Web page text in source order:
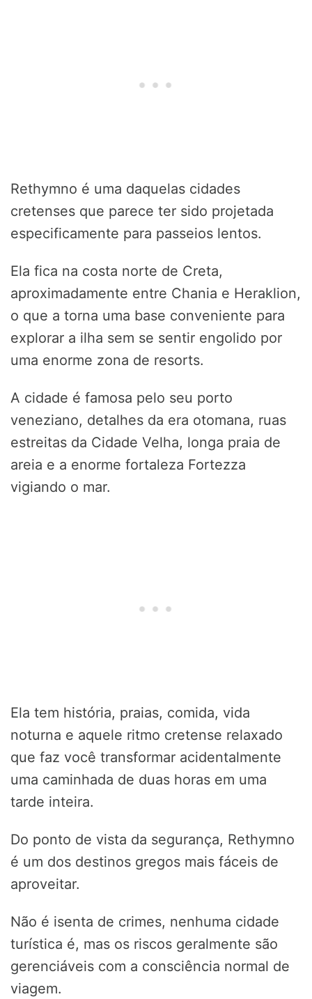
Rethymno é uma daquelas cidades
cretenses que parece ter sido projetada
especificamente para passeios lentos.
Ela fica na costa norte de Creta,
aproximadamente entre Chania e Heraklion,
o que a torna uma base conveniente para
explorar a ilha sem se sentir engolido por
uma enorme zona de resorts.
A cidade é famosa pelo seu porto
veneziano, detalhes da era otomana, ruas
estreitas da Cidade Velha, longa praia de
areia e a enorme fortaleza Fortezza
vigiando o mar.
Ela tem história, praias, comida, vida
noturna e aquele ritmo cretense relaxado
que faz você transformar acidentalmente
uma caminhada de duas horas em uma
tarde inteira.
Do ponto de vista da segurança, Rethymno
é um dos destinos gregos mais fáceis de
aproveitar.
Não é isenta de crimes, nenhuma cidade
turística é, mas os riscos geralmente são
gerenciáveis com a consciência normal de
viagem.